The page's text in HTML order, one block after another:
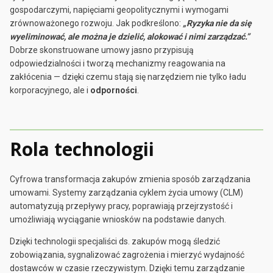
gospodarczymi, napięciami geopolitycznymi i wymogami
zrównoważonego rozwoju. Jak podkreślono: „Ryzyka nie da się
wyeliminować, ale można je dzielić, alokować i nimi zarządzać.”
Dobrze skonstruowane umowy jasno przypisują
odpowiedzialności i tworzą mechanizmy reagowania na
zakłócenia — dzięki czemu stają się narzędziem nie tylko ładu
korporacyjnego, ale i odporności.
Rola technologii
Cyfrowa transformacja zakupów zmienia sposób zarządzania
umowami. Systemy zarządzania cyklem życia umowy (CLM)
automatyzują przepływy pracy, poprawiają przejrzystość i
umożliwiają wyciąganie wniosków na podstawie danych.
Dzięki technologii specjaliści ds. zakupów mogą śledzić
zobowiązania, sygnalizować zagrożenia i mierzyć wydajność
dostawców w czasie rzeczywistym. Dzięki temu zarządzanie